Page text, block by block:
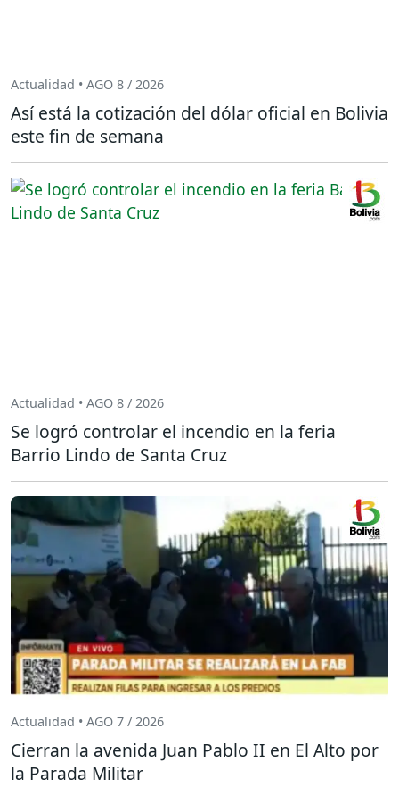
Actualidad • AGO 8 / 2026
Así está la cotización del dólar oficial en Bolivia
este fin de semana
Actualidad • AGO 8 / 2026
Se logró controlar el incendio en la feria
Barrio Lindo de Santa Cruz
Actualidad • AGO 7 / 2026
Cierran la avenida Juan Pablo II en El Alto por
la Parada Militar